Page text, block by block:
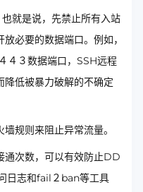
就是说，先禁止所有入站
必要的数据端口。例如，
４３数据端口，SSH远程
低被暴力破解的不确定
规则来阻止异常流量。
通次数，可以有效防止DD
日志和fail２ban等工具